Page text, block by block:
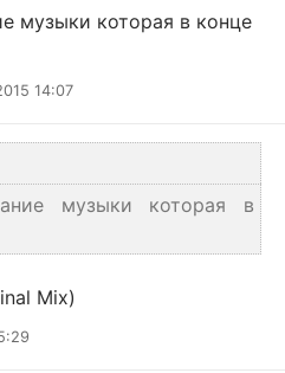
музыки которая в конце
14:07
музыки которая в
Mix)